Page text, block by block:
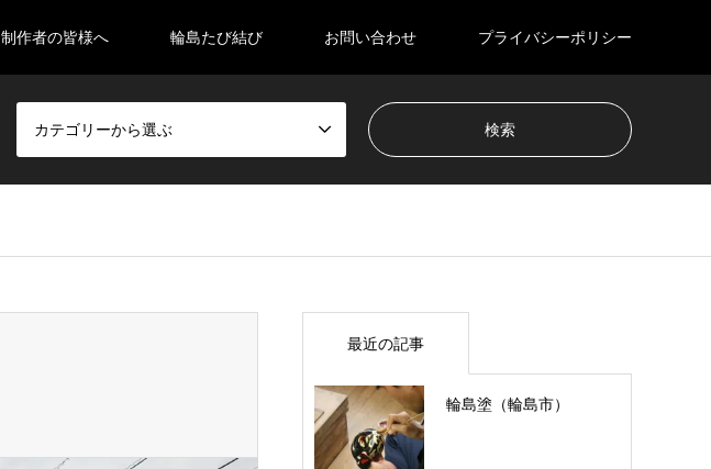
制作者の皆様へ 輪島たび結び お問い合わせ プライバシーポリシー
カテゴリーから選ぶ
最近の記事
輪島塗（輪島市）